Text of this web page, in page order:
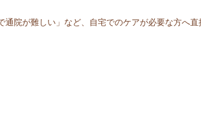
院が難しい」など、自宅でのケアが必要な方へ